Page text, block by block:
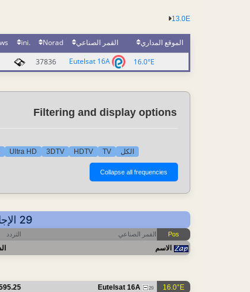
13.0E
الموقع المداري القمر الصناعي Norad
.ini
16.0°E
Eutelsat 16A
37836
Filtering and display options
الكل TV
HDTV
3DTV
Ultra HD
29 الإجابات - عرض حسب التردد - أهم آخر التحديثات: 2024-09-15 12:36 CET
Pos القمر الصناعي التردد
الاسم
16.0°E
Eutelsat 16A 29